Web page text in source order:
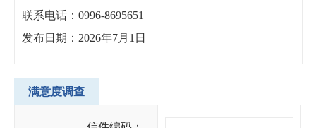
联系电话：0996-8695651
发布日期：2026年7月1日
满意度调查